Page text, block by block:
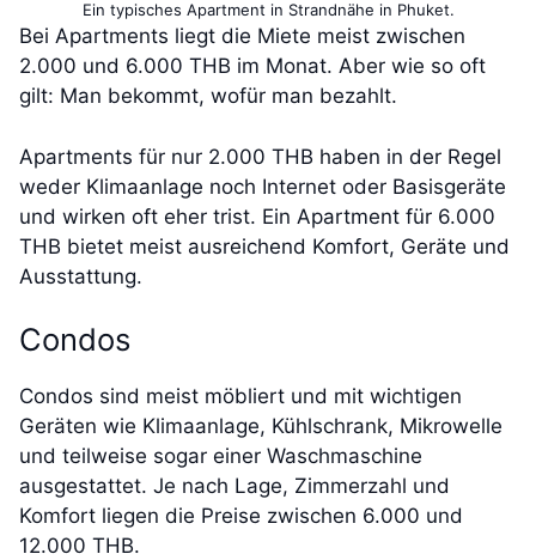
Ein typisches Apartment in Strandnähe in Phuket.
Bei Apartments liegt die Miete meist zwischen
2.000 und 6.000 THB im Monat. Aber wie so oft
gilt: Man bekommt, wofür man bezahlt.
Apartments für nur 2.000 THB haben in der Regel
weder Klimaanlage noch Internet oder Basisgeräte
und wirken oft eher trist. Ein Apartment für 6.000
THB bietet meist ausreichend Komfort, Geräte und
Ausstattung.
Condos
Condos sind meist möbliert und mit wichtigen
Geräten wie Klimaanlage, Kühlschrank, Mikrowelle
und teilweise sogar einer Waschmaschine
ausgestattet. Je nach Lage, Zimmerzahl und
Komfort liegen die Preise zwischen 6.000 und
12.000 THB.